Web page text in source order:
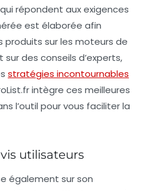
répondent aux exigences
est élaborée afin
produits sur les moteurs de
des conseils d’experts,
stratégies incontournables
intègre ces meilleures
l’outil pour vous faciliter la
utilisateurs
également sur son